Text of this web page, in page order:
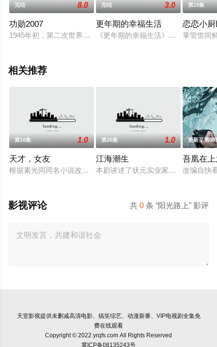
完结 8.0
功勋2007
1945年初，第二次世界大战即将接近尾声，欧洲战场大局已定
完结 3.0
更年期的幸福生活
《更年期的幸福生活》，是中国首
第19集
恋恋小
掌管世间
相关推荐
第16集 1.0
天才，女友
根据素光同同名小说改编。江逾白长大以后，林知夏忽然对他
第26集 1.0
江海潮生
本剧讲述了状元实业家张謇创办大生
更新至第08
吾凰在
改编自快
共0 条 “阳光路上” 影评
影视评论
天堂影视提供未删减高清电影、搞笑综艺、动漫新番、VIP电视剧全集免
费在线观看
Copyright © 2022 yrqfs.com All Rights Reserved
冀ICP备08135243号